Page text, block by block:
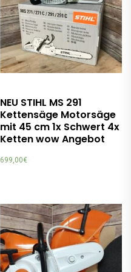
NEU STIHL MS 291
Kettensäge Motorsäge
mit 45 cm 1x Schwert 4x
Ketten wow Angebot
699,00€